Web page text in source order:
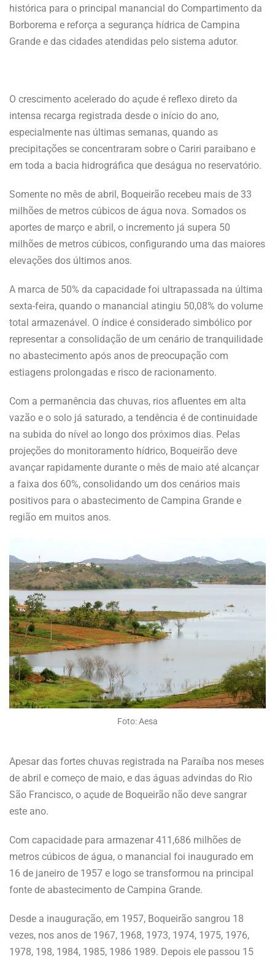
histórica para o principal manancial do Compartimento da
Borborema e reforça a segurança hídrica de Campina
Grande e das cidades atendidas pelo sistema adutor.
O crescimento acelerado do açude é reflexo direto da
intensa recarga registrada desde o início do ano,
especialmente nas últimas semanas, quando as
precipitações se concentraram sobre o Cariri paraibano e
em toda a bacia hidrográfica que deságua no reservatório.
Somente no mês de abril, Boqueirão recebeu mais de 33
milhões de metros cúbicos de água nova. Somados os
aportes de março e abril, o incremento já supera 50
milhões de metros cúbicos, configurando uma das maiores
elevações dos últimos anos.
A marca de 50% da capacidade foi ultrapassada na última
sexta-feira, quando o manancial atingiu 50,08% do volume
total armazenável. O índice é considerado simbólico por
representar a consolidação de um cenário de tranquilidade
no abastecimento após anos de preocupação com
estiagens prolongadas e risco de racionamento.
Com a permanência das chuvas, rios afluentes em alta
vazão e o solo já saturado, a tendência é de continuidade
na subida do nível ao longo dos próximos dias. Pelas
projeções do monitoramento hídrico, Boqueirão deve
avançar rapidamente durante o mês de maio até alcançar
a faixa dos 60%, consolidando um dos cenários mais
positivos para o abastecimento de Campina Grande e
região em muitos anos.
Foto: Aesa
Apesar das fortes chuvas registrada na Paraíba nos meses
de abril e começo de maio, e das águas advindas do Rio
São Francisco, o açude de Boqueirão não deve sangrar
este ano.
Com capacidade para armazenar 411,686 milhões de
metros cúbicos de água, o manancial foi inaugurado em
16 de janeiro de 1957 e logo se transformou na principal
fonte de abastecimento de Campina Grande.
Desde a inauguração, em 1957, Boqueirão sangrou 18
vezes, nos anos de 1967, 1968, 1973, 1974, 1975, 1976,
1978, 198, 1984, 1985, 1986 1989. Depois ele passou 15